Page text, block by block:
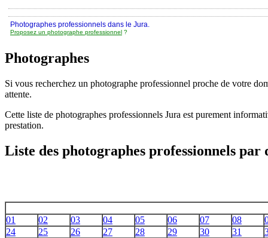
Photographes professionnels dans le Jura.
Proposez un photographe professionnel ?
Photographes
Si vous recherchez un photographe professionnel proche de votre
attente.
Cette liste de photographes professionnels Jura est purement
prestation.
Liste des photographes professionnels par
01
02 03 04 05 06 07 08
24
25 26 27 28 29 30 31